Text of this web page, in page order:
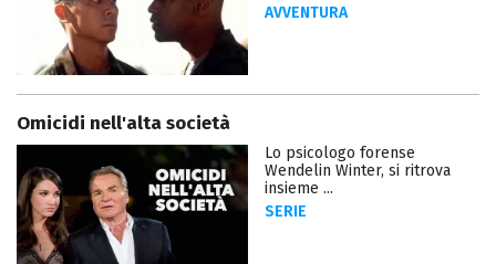
AVVENTURA
Omicidi nell'alta società
Lo psicologo forense
Wendelin Winter, si ritrova
insieme ...
SERIE